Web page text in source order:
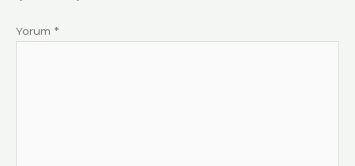
Yorum *